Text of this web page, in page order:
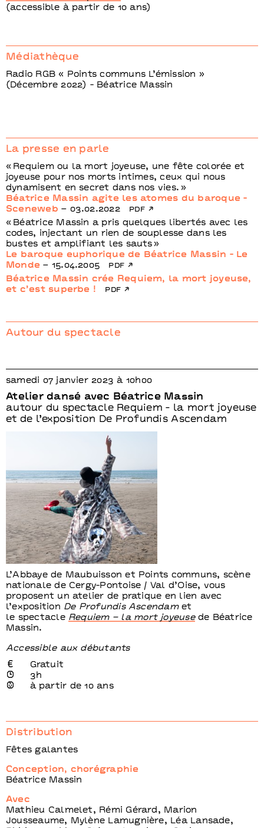
(accessible à partir de 10 ans)
Médiathèque
Radio RGB « Points communs L’émission »
(Décembre 2022) - Béatrice Massin
La presse en parle
Requiem ou la mort joyeuse, une fête colorée et
joyeuse pour nos morts intimes, ceux qui nous
dynamisent en secret dans nos vies.
Béatrice Massin agite les atomes du baroque -
Sceneweb – 03.02.2022
pdf
Béatrice Massin a pris quelques libertés avec les
codes, injectant un rien de souplesse dans les
bustes et amplifiant les sauts
Le baroque euphorique de Béatrice Massin - Le
Monde – 15.04.2005
pdf
Béatrice Massin crée Requiem, la mort joyeuse,
et c’est superbe !
pdf
Autour du spectacle
samedi 07 janvier 2023 à 10h00
Atelier dansé avec Béatrice Massin
autour du spectacle Requiem - la mort joyeuse
et de l’exposition De Profundis Ascendam
L’Abbaye de Maubuisson et Points communs, scène
nationale de Cergy-Pontoise / Val d’Oise, vous
proposent un atelier de pratique en lien avec
l’exposition De Profundis Ascendamet
le spectacle Requiem – la mort joyeusede Béatrice
Massin.
Accessible aux débutants
Gratuit
3h
à partir de 10 ans
Distribution
Fêtes galantes
Conception, chorégraphie
Béatrice Massin
Avec
Mathieu Calmelet, Rémi Gérard, Marion
Jousseaume, Mylène Lamugnière, Léa Lansade,